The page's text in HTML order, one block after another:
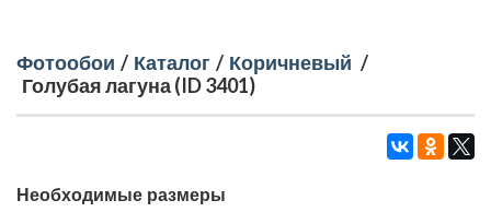
Фотообои / Каталог / Коричневый /
Голубая лагуна (ID 3401)
Необходимые размеры